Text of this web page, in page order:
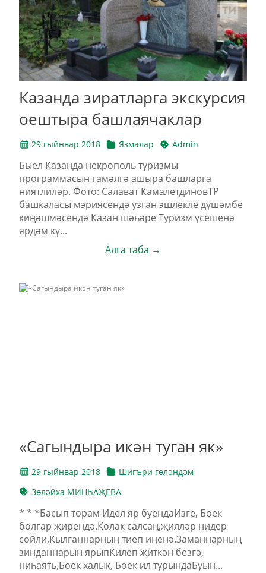
Казанда зиратларга экскурсия
оештыра башлаячаклар
29 гыйнвар 2018 Язмалар Admin
Быел Казанда некрополь туризмы
программасын гамәлгә ашыра башларга
ниятлиләр. Фото: Салават КамалетдиновТР
башкаласы мэриясендә узган эшлекле дүшәмбе
киңәшмәсендә Казан шәһәре Туризм үсешенә
ярдәм кү...
Алга таба →
«Сагындыра икән туган як»
29 гыйнвар 2018
Шигъри гөләндәм
Зөләйха МИНҺАҖЕВА
* * *Басып торам Идел яр буендаИзге, Бөек
болгар җирендә.Колак салсаң,җилләр нидер
сөйли,Кылганнарның тиеп иңенә.Заманнарның
зинданнарын ярыпКилеп җиткән безгә,
ниһаять,Бөек халык, Бөек ил турындаБуын...